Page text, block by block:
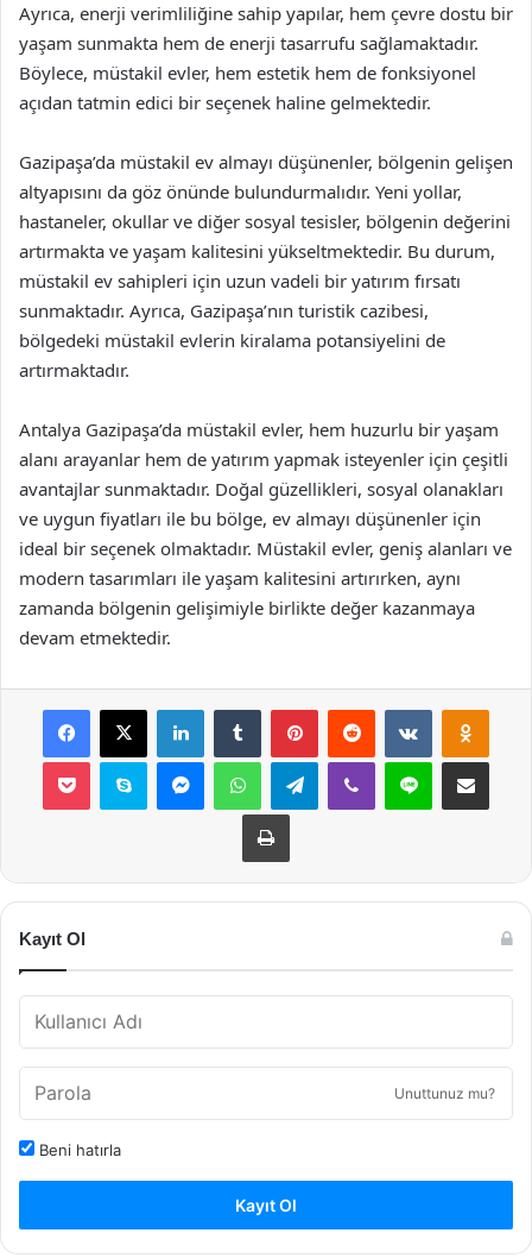
Ayrıca, enerji verimliliğine sahip yapılar, hem çevre dostu bir
yaşam sunmakta hem de enerji tasarrufu sağlamaktadır.
Böylece, müstakil evler, hem estetik hem de fonksiyonel
açıdan tatmin edici bir seçenek haline gelmektedir.
Gazipaşa’da müstakil ev almayı düşünenler, bölgenin gelişen
altyapısını da göz önünde bulundurmalıdır. Yeni yollar,
hastaneler, okullar ve diğer sosyal tesisler, bölgenin değerini
artırmakta ve yaşam kalitesini yükseltmektedir. Bu durum,
müstakil ev sahipleri için uzun vadeli bir yatırım fırsatı
sunmaktadır. Ayrıca, Gazipaşa’nın turistik cazibesi,
bölgedeki müstakil evlerin kiralama potansiyelini de
artırmaktadır.
Antalya Gazipaşa’da müstakil evler, hem huzurlu bir yaşam
alanı arayanlar hem de yatırım yapmak isteyenler için çeşitli
avantajlar sunmaktadır. Doğal güzellikleri, sosyal olanakları
ve uygun fiyatları ile bu bölge, ev almayı düşünenler için
ideal bir seçenek olmaktadır. Müstakil evler, geniş alanları ve
modern tasarımları ile yaşam kalitesini artırırken, aynı
zamanda bölgenin gelişimiyle birlikte değer kazanmaya
devam etmektedir.
Facebook
X LinkedInTumblr PinterestReddit VKontakte
Pocket Skype MessengerWhatsAppTelegramViber Line E-Posta ile
Yazdır
Kayıt Ol
Unuttunuz mu?
Beni hatırla
Kayıt Ol